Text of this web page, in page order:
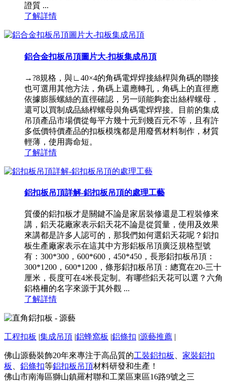
證質 ...
了解詳情
鋁合金扣板吊頂圖片大-扣板集成吊頂
→?8規格，與∟40×4的角碼電焊焊接絲桿與角碼的聯接
也可選用其他方法，角碼上還應轉孔，角碼上的直徑應
依據膨脹螺絲的直徑確認，另一頭能夠套出絲桿螺母，
還可以買制成品絲桿螺母與角碼電焊焊接。目前的集成
吊頂產品市場價從每平方幾十元到幾百元不等，且有許
多低價特價產品的扣板模塊都是用廢舊材料制作，材質
輕薄，使用壽命短。
了解詳情
鋁扣板吊頂詳解-鋁扣板吊頂的處理工藝
質優的鋁扣板才是關鍵不論是家居裝修還是工程裝修來
講，鋁天花廠家表示鋁天花不論是從質量，使用及效果
來講都是許多人認可的，那我們如何選鋁天花呢？鋁扣
板生產廠家表示在這其中方形鋁板吊頂廣泛規格型號
有：300*300，600*600，450*450，長形鋁扣板吊頂：
300*1200，600*1200，條形鋁扣板吊頂：總寬在20-三十
厘米，長度可在4米長定制。有哪些鋁天花可以選？六角
鋁格柵的名字來源于其外觀 ...
了解詳情
工程扣板 集成吊頂 鋁蜂窩板 鋁條扣 源藝推薦
佛山源藝裝飾20年來專注于高品質的工裝鋁扣板 、 家裝鋁扣
板 、 鋁條扣等鋁扣板吊頂材料研發和生產！
佛山市南海區獅山鎮羅村聯和工業區東區16路9號之三